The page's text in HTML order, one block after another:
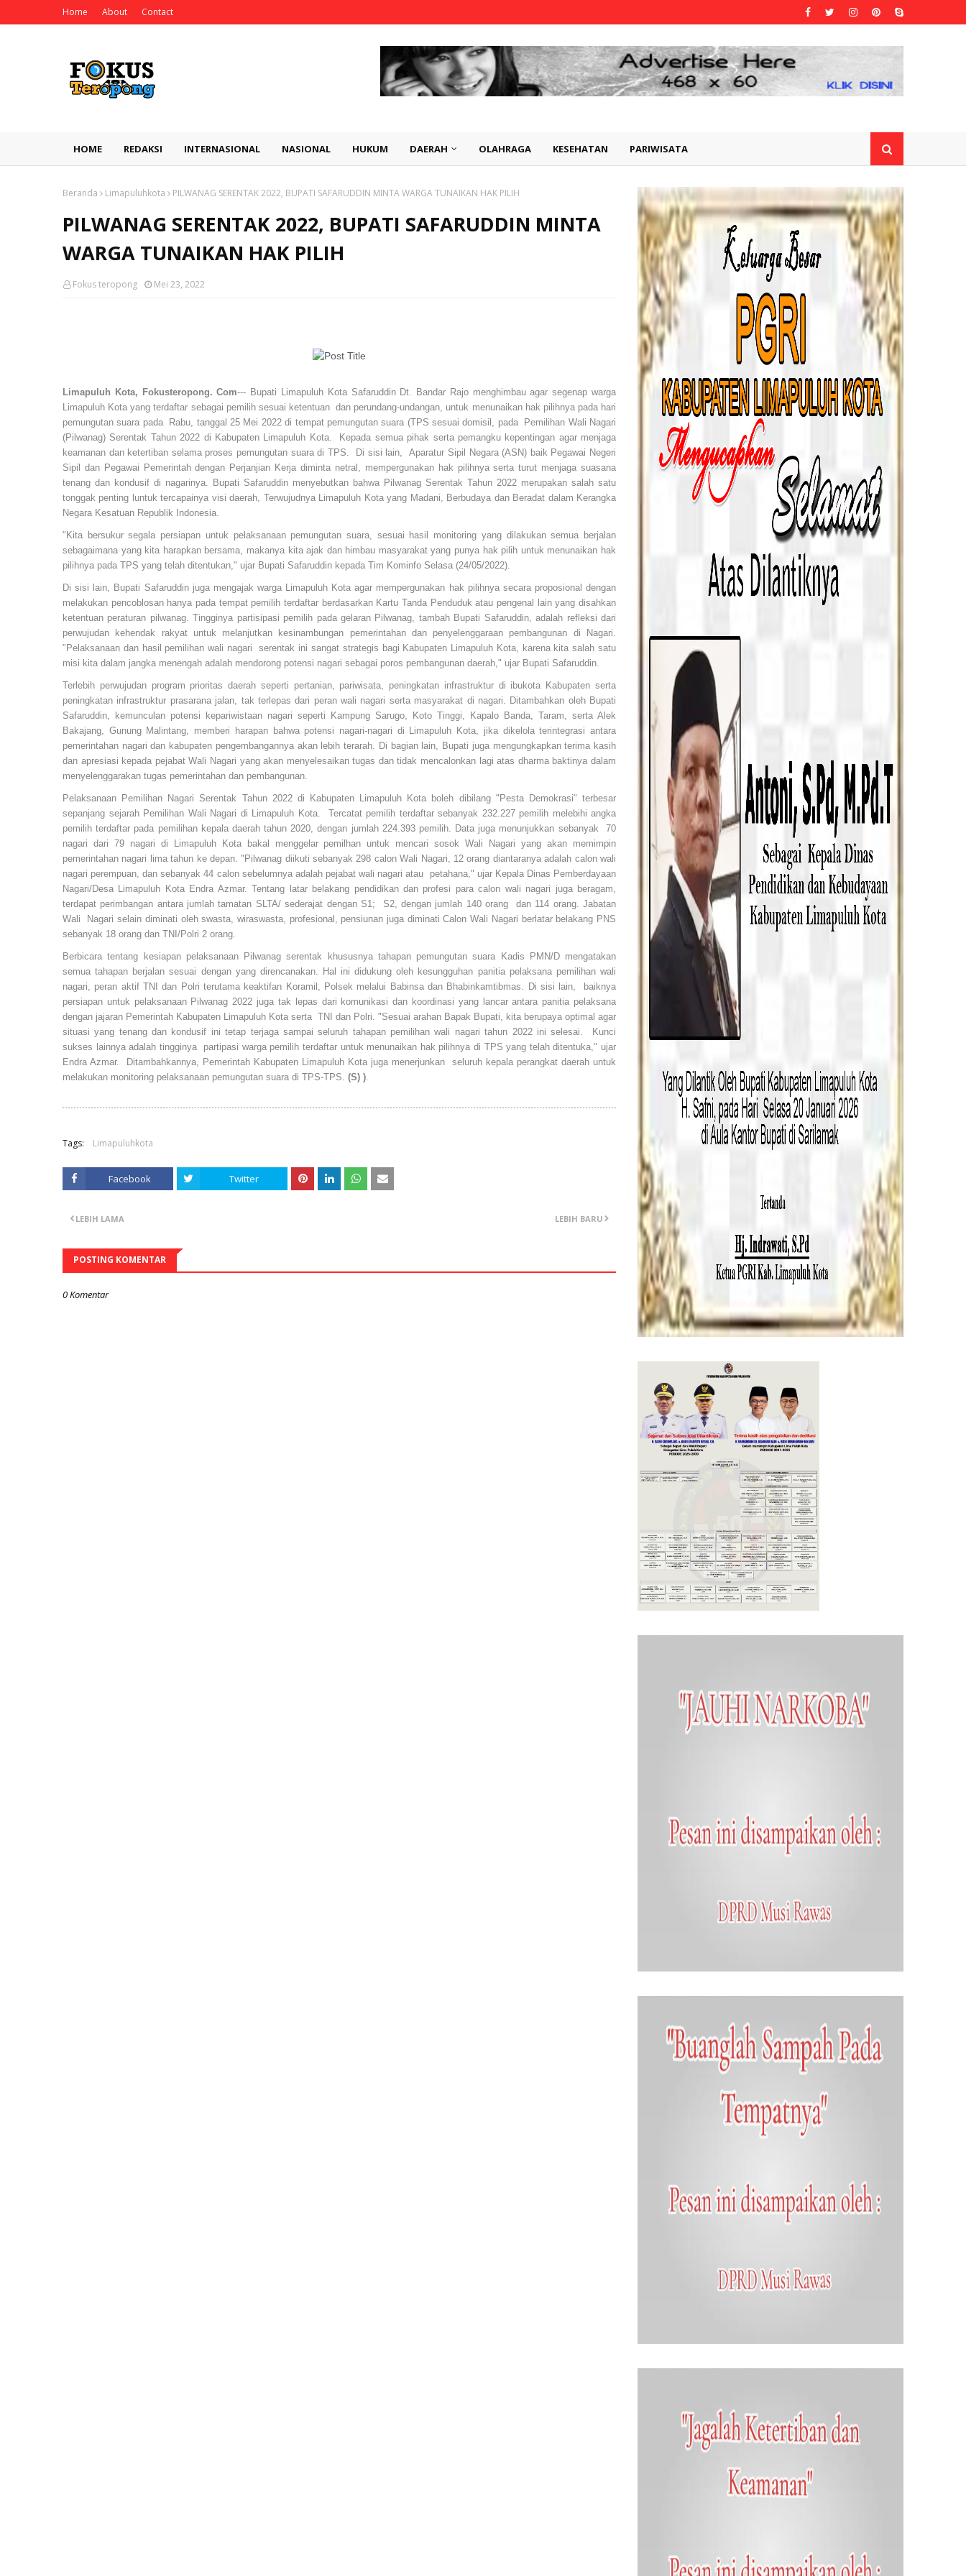
Home About Contact
HOME REDAKSI INTERNASIONAL NASIONAL HUKUM DAERAH OLAHRAGA KESEHATAN PARIWISATA
Beranda Limapuluhkota PILWANAG SERENTAK 2022, BUPATI SAFARUDDIN MINTA WARGA TUNAIKAN HAK PILIH
PILWANAG SERENTAK 2022, BUPATI SAFARUDDIN MINTA
WARGA TUNAIKAN HAK PILIH
Fokus teropong Mei 23, 2022
Limapuluh Kota, Fokusteropong. Com--- Bupati Limapuluh Kota Safaruddin Dt. Bandar Rajo menghimbau agar segenap warga
Limapuluh Kota yang terdaftar sebagai pemilih sesuai ketentuan dan perundang-undangan, untuk menunaikan hak pilihnya pada hari
pemungutan suara pada Rabu, tanggal 25 Mei 2022 di tempat pemungutan suara (TPS sesuai domisil, pada Pemilihan Wali Nagari
(Pilwanag) Serentak Tahun 2022 di Kabupaten Limapuluh Kota. Kepada semua pihak serta pemangku kepentingan agar menjaga
keamanan dan ketertiban selama proses pemungutan suara di TPS. Di sisi lain, Aparatur Sipil Negara (ASN) baik Pegawai Negeri
Sipil dan Pegawai Pemerintah dengan Perjanjian Kerja diminta netral, mempergunakan hak pilihnya serta turut menjaga suasana
tenang dan kondusif di nagarinya. Bupati Safaruddin menyebutkan bahwa Pilwanag Serentak Tahun 2022 merupakan salah satu
tonggak penting luntuk tercapainya visi daerah, Terwujudnya Limapuluh Kota yang Madani, Berbudaya dan Beradat dalam Kerangka
Negara Kesatuan Republik Indonesia.
"Kita bersukur segala persiapan untuk pelaksanaan pemungutan suara, sesuai hasil monitoring yang dilakukan semua berjalan
sebagaimana yang kita harapkan bersama, makanya kita ajak dan himbau masyarakat yang punya hak pilih untuk menunaikan hak
pilihnya pada TPS yang telah ditentukan," ujar Bupati Safaruddin kepada Tim Kominfo Selasa (24/05/2022).
Di sisi lain, Bupati Safaruddin juga mengajak warga Limapuluh Kota agar mempergunakan hak pilihnya secara proposional dengan
melakukan pencoblosan hanya pada tempat pemilih terdaftar berdasarkan Kartu Tanda Penduduk atau pengenal lain yang disahkan
ketentuan peraturan pilwanag. Tingginya partisipasi pemilih pada gelaran Pilwanag, tambah Bupati Safaruddin, adalah refleksi dari
perwujudan kehendak rakyat untuk melanjutkan kesinambungan pemerintahan dan penyelenggaraan pembangunan di Nagari.
"Pelaksanaan dan hasil pemilihan wali nagari serentak ini sangat strategis bagi Kabupaten Limapuluh Kota, karena kita salah satu
misi kita dalam jangka menengah adalah mendorong potensi nagari sebagai poros pembangunan daerah," ujar Bupati Safaruddin.
Terlebih perwujudan program prioritas daerah seperti pertanian, pariwisata, peningkatan infrastruktur di ibukota Kabupaten serta
peningkatan infrastruktur prasarana jalan, tak terlepas dari peran wali nagari serta masyarakat di nagari. Ditambahkan oleh Bupati
Safaruddin, kemunculan potensi kepariwistaan nagari seperti Kampung Sarugo, Koto Tinggi, Kapalo Banda, Taram, serta Alek
Bakajang, Gunung Malintang, memberi harapan bahwa potensi nagari-nagari di Limapuluh Kota, jika dikelola terintegrasi antara
pemerintahan nagari dan kabupaten pengembangannya akan lebih terarah. Di bagian lain, Bupati juga mengungkapkan terima kasih
dan apresiasi kepada pejabat Wali Nagari yang akan menyelesaikan tugas dan tidak mencalonkan lagi atas dharma baktinya dalam
menyelenggarakan tugas pemerintahan dan pembangunan.
Pelaksanaan Pemilihan Nagari Serentak Tahun 2022 di Kabupaten Limapuluh Kota boleh dibilang "Pesta Demokrasi" terbesar
sepanjang sejarah Pemilihan Wali Nagari di Limapuluh Kota. Tercatat pemilih terdaftar sebanyak 232.227 pemilih melebihi angka
pemilih terdaftar pada pemilihan kepala daerah tahun 2020, dengan jumlah 224.393 pemilih. Data juga menunjukkan sebanyak 70
nagari dari 79 nagari di Limapuluh Kota bakal menggelar pemilhan untuk mencari sosok Wali Nagari yang akan memimpin
pemerintahan nagari lima tahun ke depan. "Pilwanag diikuti sebanyak 298 calon Wali Nagari, 12 orang diantaranya adalah calon wali
nagari perempuan, dan sebanyak 44 calon sebelumnya adalah pejabat wali nagari atau petahana," ujar Kepala Dinas Pemberdayaan
Nagari/Desa Limapuluh Kota Endra Azmar. Tentang latar belakang pendidikan dan profesi para calon wali nagari juga beragam,
terdapat perimbangan antara jumlah tamatan SLTA/ sederajat dengan S1; S2, dengan jumlah 140 orang dan 114 orang. Jabatan
Wali Nagari selain diminati oleh swasta, wiraswasta, profesional, pensiunan juga diminati Calon Wali Nagari berlatar belakang PNS
sebanyak 18 orang dan TNI/Polri 2 orang.
Berbicara tentang kesiapan pelaksanaan Pilwanag serentak khususnya tahapan pemungutan suara Kadis PMN/D mengatakan
semua tahapan berjalan sesuai dengan yang direncanakan. Hal ini didukung oleh kesungguhan panitia pelaksana pemilihan wali
nagari, peran aktif TNI dan Polri terutama keaktifan Koramil, Polsek melalui Babinsa dan Bhabinkamtibmas. Di sisi lain, baiknya
persiapan untuk pelaksanaan Pilwanag 2022 juga tak lepas dari komunikasi dan koordinasi yang lancar antara panitia pelaksana
dengan jajaran Pemerintah Kabupaten Limapuluh Kota serta TNI dan Polri. "Sesuai arahan Bapak Bupati, kita berupaya optimal agar
situasi yang tenang dan kondusif ini tetap terjaga sampai seluruh tahapan pemilihan wali nagari tahun 2022 ini selesai. Kunci
sukses lainnya adalah tingginya partipasi warga pemilih terdaftar untuk menunaikan hak pilihnya di TPS yang telah ditentuka," ujar
Endra Azmar. Ditambahkannya, Pemerintah Kabupaten Limapuluh Kota juga menerjunkan seluruh kepala perangkat daerah untuk
melakukan monitoring pelaksanaan pemungutan suara di TPS-TPS. (S) )
Tags: Limapuluhkota
Facebook Twitter
LEBIH BARU
LEBIH LAMA
POSTING KOMENTAR
0 Komentar